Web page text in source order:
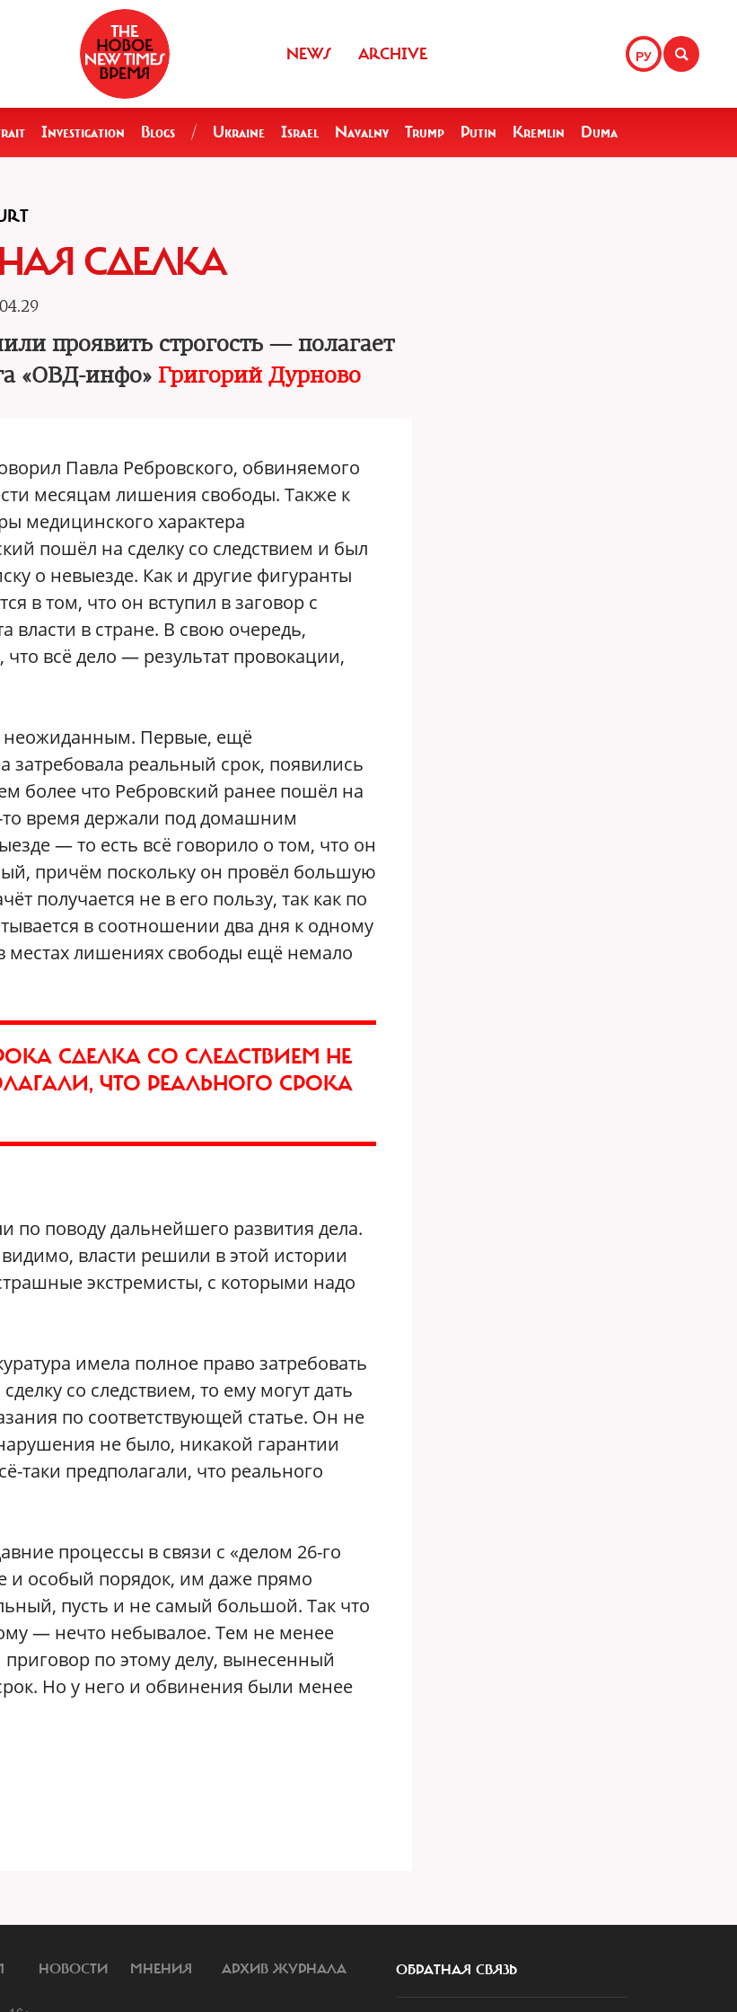
РУ
NEWS ARCHIVE
Investigation Blogs / Ukraine Israel Navalny Trump Putin Kremlin Duma
СДЕЛКА
проявить строгость — полагает
«ОВД-инфо» Григорий Дурново
Павла Ребровского, обвиняемого
месяцам лишения свободы. Также к
медицинского характера
пошёл на сделку со следствием и был
о невыезде. Как и другие фигуранты
в том, что он вступил в заговор с
власти в стране. В свою очередь,
всё дело — результат провокации,
неожиданным. Первые, ещё
реальный срок, появились
более что Ребровский ранее пошёл на
то время держали под домашним
— то есть всё говорило о том, что он
причём поскольку он провёл большую
получается не в его пользу, так как по
в соотношении два дня к одному
местах лишениях свободы ещё немало
СДЕЛКА СО СЛЕДСТВИЕМ НЕ
ЧТО РЕАЛЬНОГО СРОКА
по поводу дальнейшего развития дела.
власти решили в этой истории
экстремисты, с которыми надо
имела полное право затребовать
со следствием, то ему могут дать
по соответствующей статье. Он не
не было, никакой гарантии
таки предполагали, что реального
процессы в связи с «делом 26-го
и особый порядок, им даже прямо
пусть и не самый большой. Так что
— нечто небывалое. Тем не менее
по этому делу, вынесенный
Но у него и обвинения были менее
НОВОСТИ МНЕНИЯ АРХИВ ЖУРНАЛА ОБРАТНАЯ СВЯЗЬ